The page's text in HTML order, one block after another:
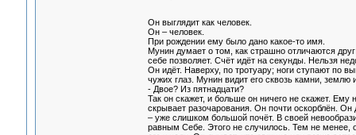
Он выглядит как человек.
Он – человек.
При рождении ему было дано какое-то имя.
Мунин думает о том, как страшно отличаются
себе позволяет. Счёт идёт на секунды. Нельзя
Он идёт. Наверху, по тротуару; ноги ступают по
чужих глаз. Мунин видит его сквозь камни, землю
- Двое? Из пятнадцати?
Так он скажет, и больше он ничего не скажет.
скрывает разочарования. Он почти оскорблён.
– уже слишком большой почёт. В своей
равным Себе. Этого не случилось. Тем не менее,